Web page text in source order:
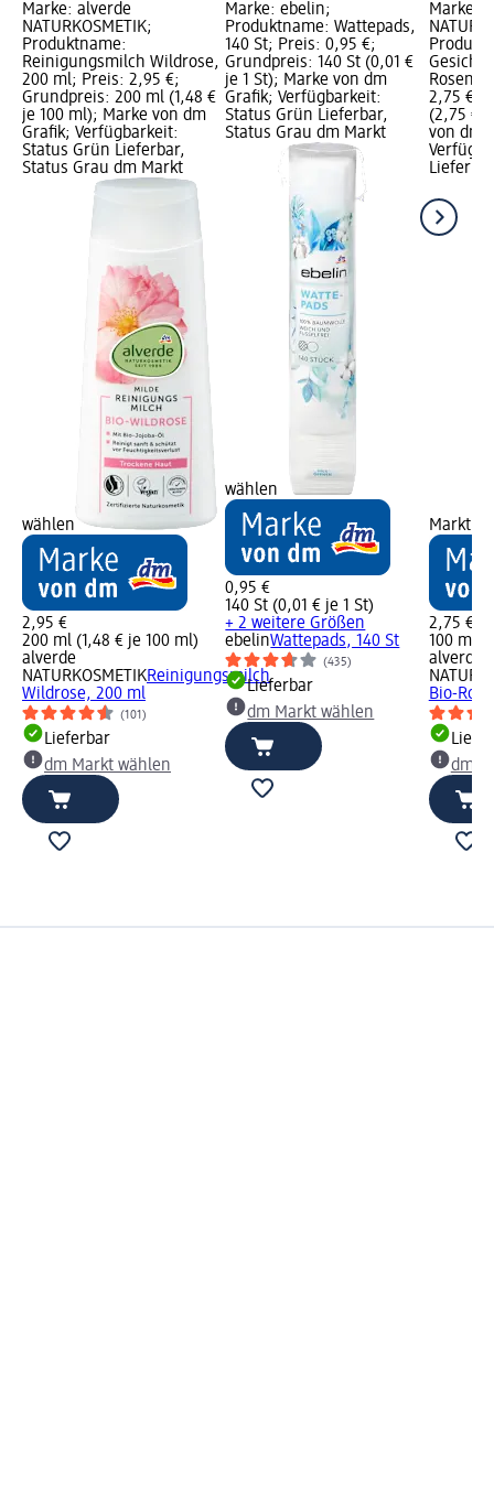
Marke: alverde
NATURKOSMETIK;
Produktname:
Reinigungsmilch Wildrose,
200 ml; Preis: 2,95 €;
Grundpreis: 200 ml (1,48 €
je 100 ml); Marke von dm
Grafik; Verfügbarkeit:
Status Grün Lieferbar,
Status Grau dm Markt
wählen
2,95 €
200 ml (1,48 € je 100 ml)
alverde
NATURKOSMETIKReinigungsmilch
Wildrose, 200 ml
(101)
Lieferbar
dm Markt wählen
Marke: ebelin;
Produktname: Wattepads,
140 St; Preis: 0,95 €;
Grundpreis: 140 St (0,01 €
je 1 St); Marke von dm
Grafik; Verfügbarkeit:
Status Grün Lieferbar,
Status Grau dm Markt
wählen
0,95 €
140 St (0,01 € je 1 St)
+ 2 weitere Größen
ebelinWattepads, 140 St
(435)
Lieferbar
dm Markt wählen
Marke:
2,75 €;
(2,75 €
von dm
Markt
2,75 €
100 ml
alverde
Bio-
dm